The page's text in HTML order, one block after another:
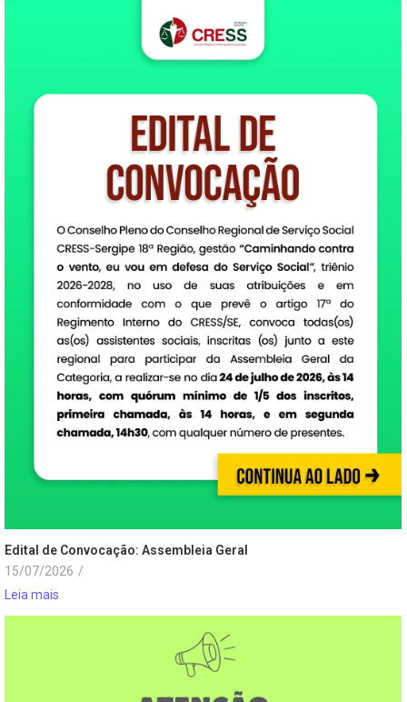
Edital de Convocação: Assembleia Geral
15/07/2026 /
Leia mais